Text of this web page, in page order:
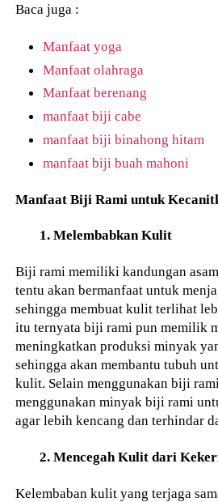
Baca juga :
Manfaat yoga
Manfaat olahraga
Manfaat berenang
manfaat biji cabe
manfaat biji binahong hitam
manfaat biji buah mahoni
Manfaat Biji Rami untuk
1. Melembabkan Kulit
Biji rami memiliki kandungan
tentu akan bermanfaat untuk
sehingga membuat kulit terlihat
itu ternyata biji rami pun memilik
meningkatkan produksi minyak
sehingga akan membantu tubuh
kulit. Selain menggunakan biji
menggunakan minyak biji rami
agar lebih kencang dan terhindar
2. Mencegah Kulit dari
Kelembaban kulit yang terjaga